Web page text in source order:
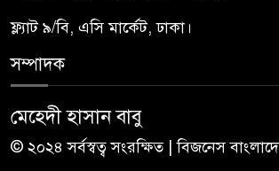
ফ্ল্যাট ৯/বি, এসি মার্কেট, ঢাকা।
সম্পাদক
মেহেদী হাসান বাবু
© ২০২৪ সর্বস্বত্ব সংরক্ষিত | বিজনেস